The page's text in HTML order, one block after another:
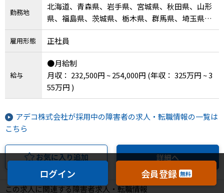
勤務地
北海道、青森県、岩手県、宮城県、秋田県、山形
県、福島県、茨城県、栃木県、群馬県、埼玉県、
千葉県、東京都、神奈川県、新潟県、富山県、石
川県、福井県、山梨県、長野県、岐阜県、静岡
県、愛知県、三重県、滋賀県、京都府、大阪府、
兵庫県、奈良県、和歌山県、鳥取県、島根県、岡
山県、広島県、山口県、徳島県、香川県、愛媛
県、高知県、福岡県、佐賀県、長崎県、熊本県、
大分県、宮崎県、鹿児島県、沖縄県
雇用形態 正社員
給与
●月給制
月収： 232,500円 ~ 254,000円 (年収： 325万円 ~ 3
55万円 )
アデコ株式会社が採用中の障害者の求人・転職情報の一覧は
こちら
お気に入り追加 詳細へ
この求人に関連する障害者求人・転職情報
ログイン 会員登録 無料